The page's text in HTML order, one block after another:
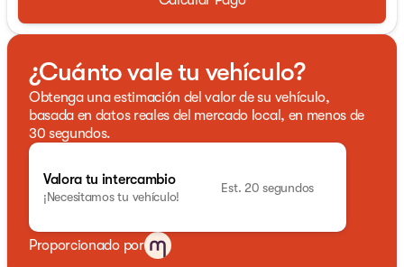
¿Cuánto vale tu vehículo?
Obtenga una estimación del valor de su vehículo,
basada en datos reales del mercado local, en menos de
30 segundos.
Valora tu intercambio
¡Necesitamos tu vehículo!
Est. 20 segundos
Proporcionado por